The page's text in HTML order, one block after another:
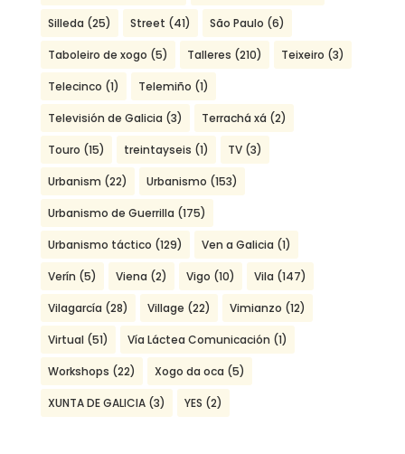
Silleda (25) Street (41) São Paulo (6)
Taboleiro de xogo (5) Talleres (210) Teixeiro (3)
Telecinco (1) Telemiño (1)
Televisión de Galicia (3) Terrachá xá (2)
Touro (15) treintayseis (1) TV(3)
Urbanism (22) Urbanismo (153)
Urbanismo de Guerrilla (175)
Urbanismo táctico (129) Ven a Galicia (1)
Verín (5) Viena (2) Vigo (10) Vila (147)
Vilagarcía (28) Village (22) Vimianzo (12)
Virtual (51) Vía Láctea Comunicación (1)
Workshops (22) Xogo da oca (5)
XUNTA DE GALICIA(3) YES (2)